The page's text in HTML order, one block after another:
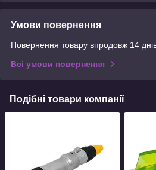
Умови повернення
Повернення товару впродовж 14
Всі умови повернення
Подібні товари компанії